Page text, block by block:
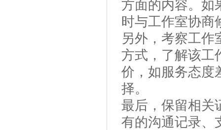
方面的内容。如
时与工作室协商
另外，考察工作
方式，了解该工
价，如服务态度
择。
最后，保留相关
有的沟通记录、